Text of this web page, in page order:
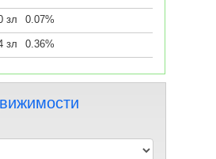
зл 0.07%
зл 0.36%